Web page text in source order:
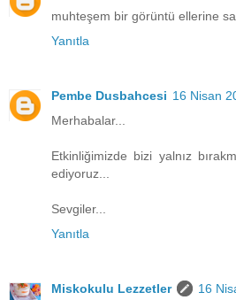
muhteşem bir görüntü ellerine
Yanıtla
Pembe Dusbahcesi 16 Nisan
Merhabalar...
Etkinliğimizde bizi yalnız
ediyoruz...
Sevgiler...
Yanıtla
Miskokulu Lezzetler
16